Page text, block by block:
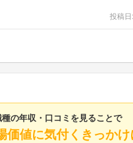
投稿日:
の年収・口コミを見ることで
価値に気付くきっかけ